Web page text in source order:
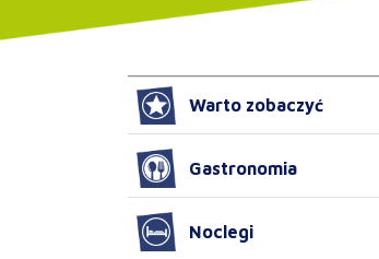
Warto zobaczyć
Gastronomia
Noclegi